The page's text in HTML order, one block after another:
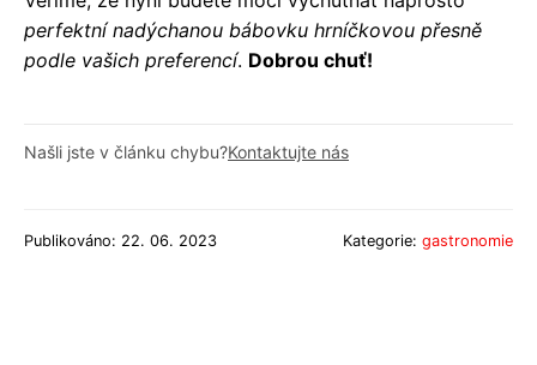
perfektní nadýchanou bábovku hrníčkovou přesně
podle vašich preferencí. Dobrou chuť!
Našli jste v článku chybu?Kontaktujte nás
Publikováno: 22. 06. 2023 Kategorie: gastronomie